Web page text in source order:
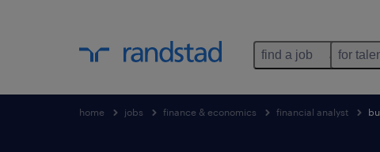
find a job for
home jobs finance & economics financial analyst